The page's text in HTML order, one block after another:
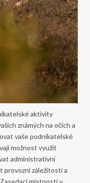
aktivity
známých na očích a
vaše podnikatelské
možnost využít
administrativní
provozní záležitosti a
místnosti v